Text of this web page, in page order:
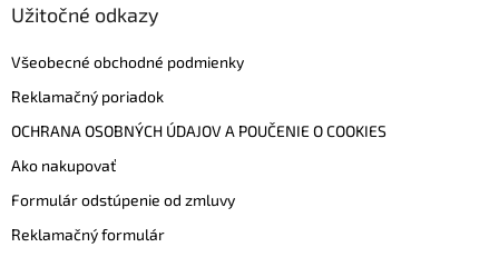
Užitočné odkazy
Všeobecné obchodné podmienky
Reklamačný poriadok
OCHRANA OSOBNÝCH ÚDAJOV A POUČENIE O COOKIES
Ako nakupovať
Formulár odstúpenie od zmluvy
Reklamačný formulár